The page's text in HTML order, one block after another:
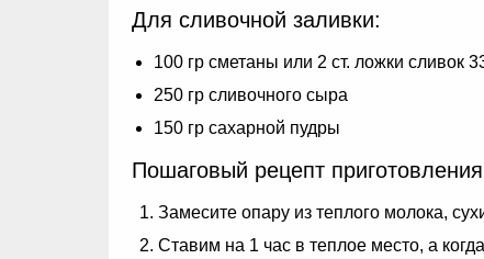
Для сливочной заливки:
100 гр сметаны или 2 ст. ложки сливок
250 гр сливочного сыра
150 гр сахарной пудры
Пошаговый рецепт
Замесите опару из теплого молока,
Ставим на 1 час в теплое место, а